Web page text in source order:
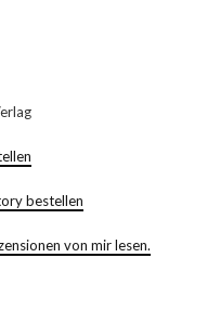
bestellen
von mir lesen.